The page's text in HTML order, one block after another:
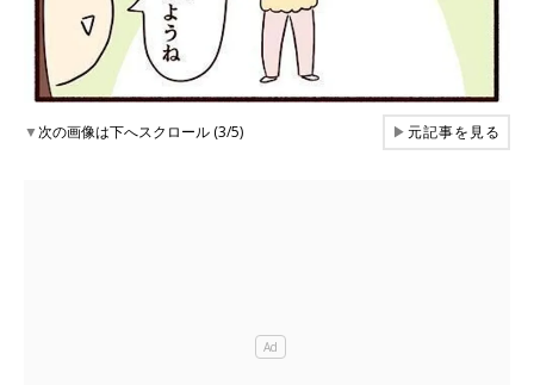
▼次の画像は下へスクロール (3/5) ▶元記事を見る